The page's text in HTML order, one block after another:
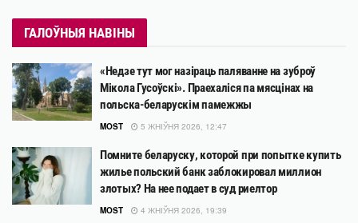
ГАЛОЎНЫЯ НАВІНЫ
«Недзе тут мог назіраць паляванне на зуброў
Мікола Гусоўскі». Праехаліся па мясцінах на
польска-беларускім памежжы
MOST 5 ЖНІЎНЯ 2026, 12:47
Помните беларуску, которой при попытке купить
жилье польский банк заблокировал миллион
злотых? На нее подает в суд риелтор
MOST 4 ЖНІЎНЯ 2026, 19:39